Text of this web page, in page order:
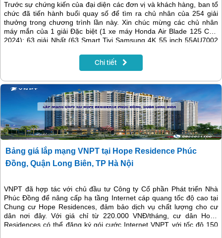
Trước sự chứng kiến của đại diện các đơn vị và khách hàng, ban tổ
chức đã tiến hành buổi quay số để tìm ra chủ nhân của 254 giải
thưởng trong chương trình lần này. Xin chúc mừng các chủ nhân
máy mắn của 1 giải Đặc biệt (1 xe máy Honda Air Blade 125 CBS
2024); 63 giải Nhất (63 Smart Tivi Samsung 4K 55 inch 55AU7002
Chi tiết
Bảng giá lắp mạng VNPT tại Hope Residence Phúc
Đồng, Quận Long Biên, TP Hà Nội
VNPT đã hợp tác với chủ đầu tư Công ty Cổ phần Phát triển Nhà
Phúc Đồng để nâng cấp hạ tầng Internet cáp quang tốc độ cao tại
Chung cư Hope Residences, đảm bảo dịch vụ chất lượng cho cư
dân nơi đây. Với giá chỉ từ 220.000 VNĐ/tháng, cư dân Hope
Residences có thể đăng ký gói cước Internet VNPT với tốc độ 150